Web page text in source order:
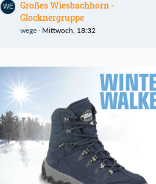
Großes Wiesbachhorn -
Glocknergruppe
wege Mittwoch, 18:32